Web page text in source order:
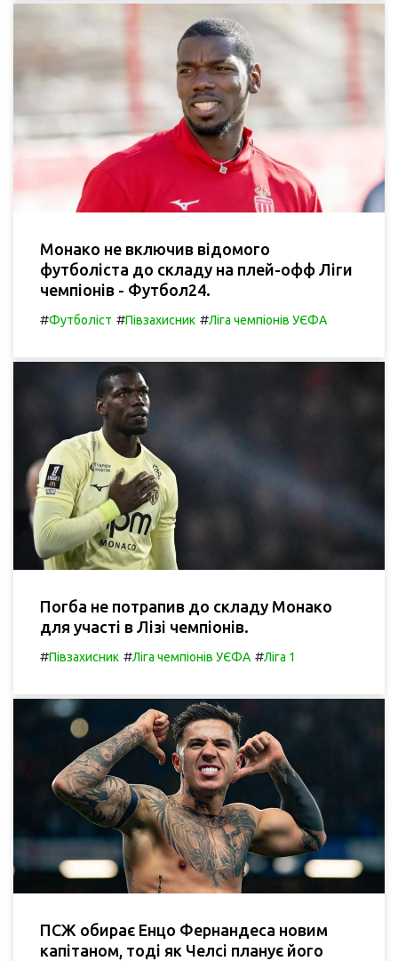
Монако не включив відомого
футболіста до складу на плей-офф Ліги
чемпіонів - Футбол24.
#Футболіст #Півзахисник #Ліга чемпіонів УЄФА
Погба не потрапив до складу Монако
для участі в Лізі чемпіонів.
#Півзахисник #Ліга чемпіонів УЄФА #Ліга 1
ПСЖ обирає Енцо Фернандеса новим
капітаном, тоді як Челсі планує його